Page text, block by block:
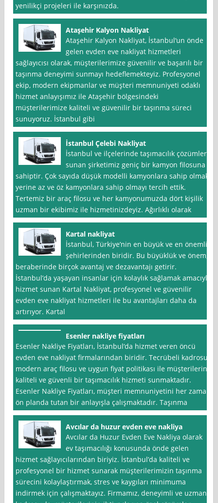
yenilikçi projeleri ile karşınızda.
Ataşehir Kalyon Nakliyat
Ataşehir Kalyon Nakliyat, İstanbul‘un önde
gelen evden eve nakliyat hizmetleri
sağlayıcısı olarak, müşterilerimize güvenilir ve başarılı bir
taşınma deneyimi sunmayı hedeflemekteyiz. Profesyonel
ekip, modern ekipmanlar ve müşteri memnuniyeti odaklı
hizmet anlayışımız ile Ataşehir bölgesindeki
müşterilerimize kaliteli ve güvenilir bir taşınma süreci
sunuyoruz. İstanbul gibi
İstanbul Çelebi Nakliyat
İstanbul ve ilçelerinde taşımacılık çözümleri
sunan şirketimiz geniç bir kamyon filosuna
sahiptir. Çok sayıda düşük modelli kamyonlara sahip olmak
yerine az ve öz kamyonlara sahip olmayı tercih ettik.
Tertemiz bir araç filosu ve her kamyonumuzda dört kişilik
uzman bir ekibimiz ile hizmetinizdeyiz. Ağırlıklı olarak
Kartal nakliyat
İstanbul, Türkiye’nin en büyük ve en önemli
şehirlerinden biridir. Bu büyüklük ve önem,
beraberinde birçok avantaj ve dezavantajı getirir.
İstanbul’da yaşayan insanlar için kolaylık sağlamak amacıyla
hizmet sunan Kartal Nakliyat, profesyonel ve güvenilir
evden eve nakliyat hizmetleri ile bu avantajları daha da
artırıyor. Kartal
Esenler nakliye fiyatları
Esenler Nakliye Fiyatları, İstanbul‘da hizmet veren öncü
evden eve nakliyat firmalarından biridir. Tecrübeli kadrosu,
modern araç filosu ve uygun fiyat politikası ile müşterilerine
kaliteli ve güvenli bir taşımacılık hizmeti sunmaktadır.
Esenler Nakliye Fiyatları, müşteri memnuniyetini her zaman
ön planda tutan bir anlayışla çalışmaktadır. Taşınma
Avcılar da huzur evden eve nakliya
Avcılar da Huzur Evden Eve Nakliya olarak
ev taşımacılığı konusunda önde gelen
hizmet sağlayıcılarından biriyiz. İstanbul’da kaliteli ve
profesyonel bir hizmet sunarak müşterilerimizin taşınma
sürecini kolaylaştırmak, stres ve kaygıları minimuma
indirmek için çalışmaktayız. Firmamız, deneyimli ve uzman